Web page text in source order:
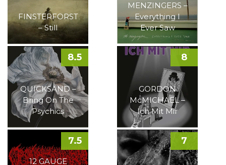
FINSTERFORST
– Still
MENZINGERS –
Everything I
Ever Saw
QUICKSAND –
Bring On The
Psychics
8.5
GORDON
McMICHAEL –
Ich Mit Mir
8
12 GAUGE
7.5 7